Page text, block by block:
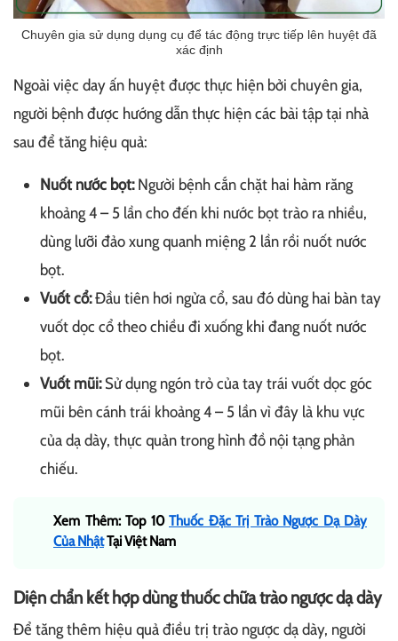
Chuyên gia sử dụng dụng cụ để tác động trực tiếp lên huyệt đã
xác định
Ngoài việc day ấn huyệt được thực hiện bởi chuyên gia,
người bệnh được hướng dẫn thực hiện các bài tập tại nhà
sau để tăng hiệu quả:
Nuốt nước bọt:Người bệnh cắn chặt hai hàm răng
khoảng 4 – 5 lần cho đến khi nước bọt trào ra nhiều,
dùng lưỡi đảo xung quanh miệng 2 lần rồi nuốt nước
bọt.
Vuốt cổ:Đầu tiên hơi ngửa cổ, sau đó dùng hai bàn tay
vuốt dọc cổ theo chiều đi xuống khi đang nuốt nước
bọt.
Vuốt mũi:Sử dụng ngón trỏ của tay trái vuốt dọc góc
mũi bên cánh trái khoảng 4 – 5 lần vì đây là khu vực
của dạ dày, thực quản trong hình đồ nội tạng phản
chiếu.
Xem Thêm: Top 10 Thuốc Đặc Trị Trào Ngược Dạ Dày
Của NhậtTại Việt Nam
Diện chẩn kết hợp dùng thuốc chữa trào ngược dạ dày
Để tăng thêm hiệu quả điều trị trào ngược dạ dày, người